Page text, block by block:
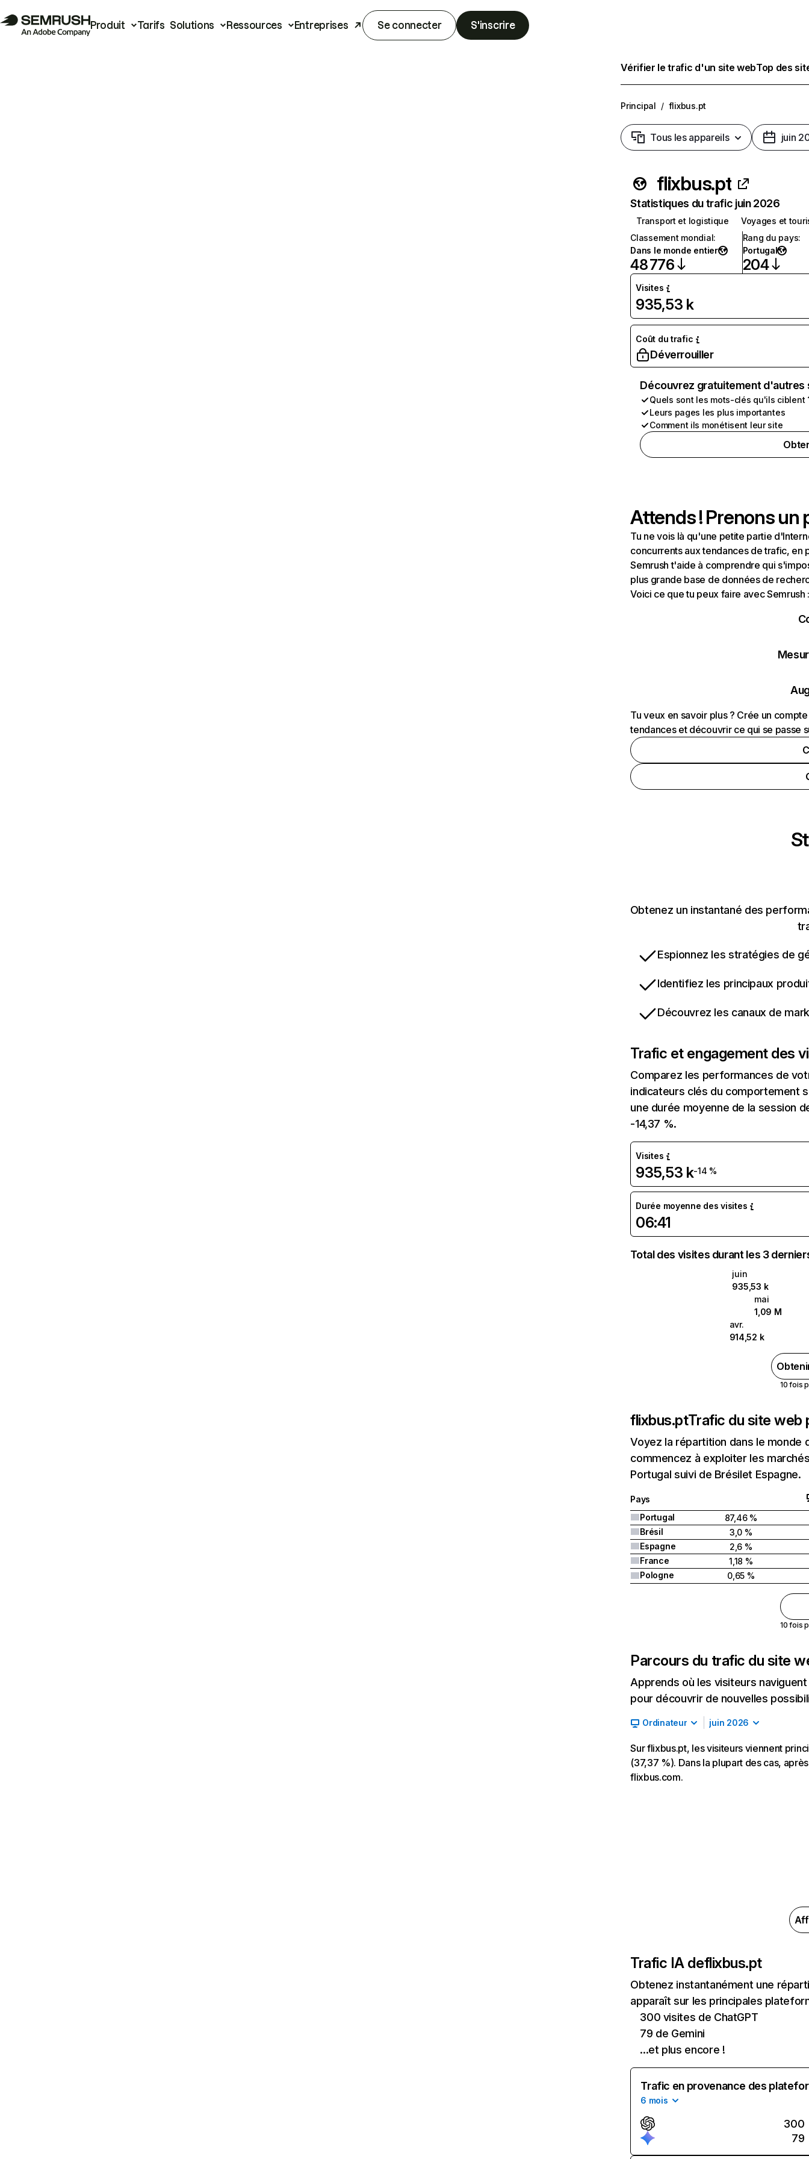
Produit Tarifs Solutions Ressources Entreprises Se connecter S'inscrire
Vérifier le trafic d'un site webTop des
Principal / flixbus.pt
Tous les appareils juin
flixbus.pt
Statistiques du trafic juin 2026
Transport et logistique
Voyages et
Classement mondial:
Dans le monde entier
48 776
Rang du pays:
Portugal
204
Visites
935,53 k
Coût du trafic
Déverrouiller
Découvrez gratuitement
Quels sont les mots-clés qu'ils ciblent
Leurs pages les plus importantes
Comment ils monétisent leur site
Attends ! Prenons un
Tu ne vois là qu'une petite partie
concurrents aux tendances de trafic, en
Semrush t'aide à comprendre qui
plus grande base de données de
Voici ce que tu peux faire avec Semrush
Tu veux en savoir plus ? Crée un
tendances et découvrir ce qui se passe
Obtenez un instantané des
Espionnez les stratégies de
Identifiez les principaux
Découvrez les canaux de
Trafic et engagement des
Comparez les performances de
indicateurs clés du comportement
une durée moyenne de la session
-14,37 %.
Visites
935,53 k-14 %
Durée moyenne des visites
06:41
Total des visites durant les 3
juin
935,53 k
mai
1,09 M
avr.
914,52 k
10 fois
flixbus.ptTrafic du site web
Voyez la répartition dans le
commencez à exploiter les
Portugal suivi de Brésilet Espagne.
Pays
Portugal
87,46 %
Brésil
3,0 %
Espagne
2,6 %
France
1,18 %
Pologne
0,65 %
10 fois
Parcours du trafic du site
Apprends où les visiteurs
pour découvrir de nouvelles
Ordinateur juin 2026
Sur flixbus.pt, les visiteurs viennent
(37,37 %). Dans la plupart des cas,
flixbus.com.
Trafic IA deflixbus.pt
Obtenez instantanément une
apparaît sur les principales
300 visites de ChatGPT
79 de Gemini
...et plus encore !
Trafic en provenance des
6 mois
300
79